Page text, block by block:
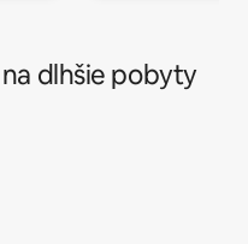
dlhšie pobyty